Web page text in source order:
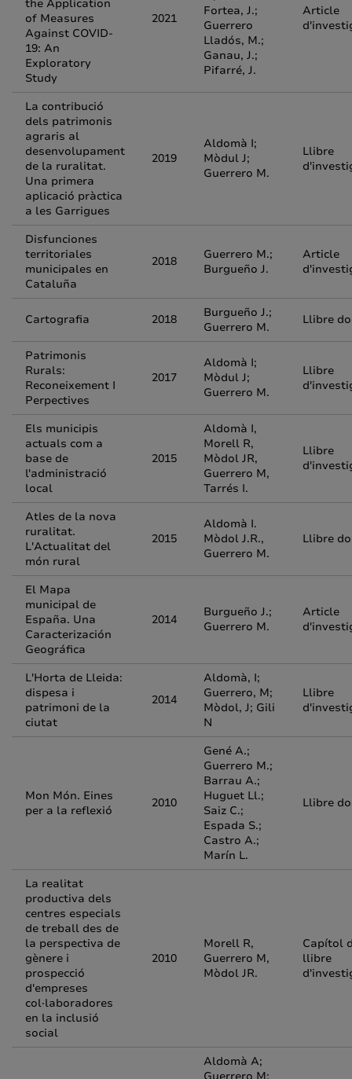
the Application
of Measures
Against COVID-
19: An
Exploratory
Study
2021
Fortea, J.;
Guerrero
Lladós, M.;
Ganau, J.;
Pifarré, J.
Article
La contribució
dels patrimonis
agraris al
desenvolupament
de la ruralitat.
Una primera
aplicació pràctica
a les Garrigues
2019
Aldomà I;
Mòdul J;
Guerrero M.
Llibre
Disfunciones
territoriales
municipales en
Cataluña
2018
Guerrero M.;
Burgueño J.
Article
Cartografia 2018
Burgueño J.;
Guerrero M.
Llibre
Patrimonis
Rurals:
Reconeixement I
Perpectives
2017
Aldomà I;
Mòdul J;
Guerrero M.
Llibre
Els municipis
actuals com a
base de
l'administració
local
2015
Aldomà I,
Morell R,
Mòdol JR,
Guerrero M,
Tarrés I.
Llibre
Atles de la nova
ruralitat.
L'Actualitat del
món rural
2015
Aldomà I.
Mòdol J.R.,
Guerrero M.
Llibre
El Mapa
municipal de
España. Una
Caracterización
Geográfica
2014
Burgueño J.;
Guerrero M.
Article
L'Horta de Lleida:
dispesa i
patrimoni de la
ciutat
2014
Aldomà, I;
Guerrero, M;
Mòdol, J; Gili
N
Llibre
Mon Món. Eines
per a la reflexió
2010
Gené A.;
Guerrero M.;
Barrau A.;
Huguet Ll.;
Saiz C.;
Espada S.;
Castro A.;
Marín L.
Llibre
La realitat
productiva dels
centres especials
de treball des de
la perspectiva de
gènere i
prospecció
d'empreses
col·laboradores
en la inclusió
social
2010
Morell R,
Guerrero M,
Mòdol JR.
Capítol
llibre
Aldomà A;